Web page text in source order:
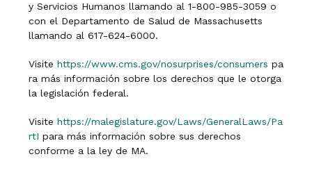
y Servicios Humanos llamando al 1-800-985-3059 o
con el Departamento de Salud de Massachusetts
llamando al 617-624-6000.
Visite https://www.cms.gov/nosurprises/consumers pa
ra más información sobre los derechos que le otorga
la legislación federal.
Visite https://malegislature.gov/Laws/GeneralLaws/Pa
rtI para más información sobre sus derechos
conforme a la ley de MA.